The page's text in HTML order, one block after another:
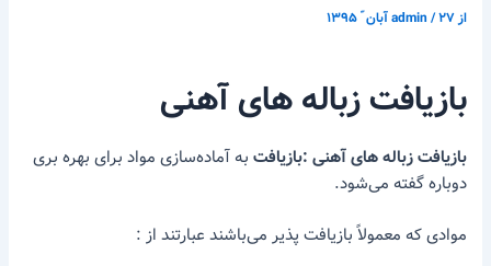
از admin/۲۷ آبان ّ ۱۳۹۵
بازیافت زباله های آهنی
بازیافت زباله های آهنی :بازیافت به آماده‌سازی مواد برای بهره بری
دوباره گفته می‌شود.
موادی که معمولاً بازیافت پذیر می‌باشند عبارتند از :